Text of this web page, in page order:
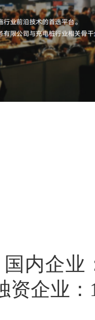
国内企业
资企业